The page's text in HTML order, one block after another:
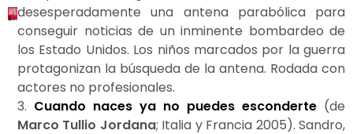
desesperadamente una antena parabólica para
conseguir noticias de un inminente bombardeo de
los Estado Unidos. Los niños marcados por la guerra
protagonizan la búsqueda de la antena. Rodada con
actores no profesionales.
3. Cuando naces ya no puedes esconderte (de
Marco Tullio Jordana; Italia y Francia 2005). Sandro,